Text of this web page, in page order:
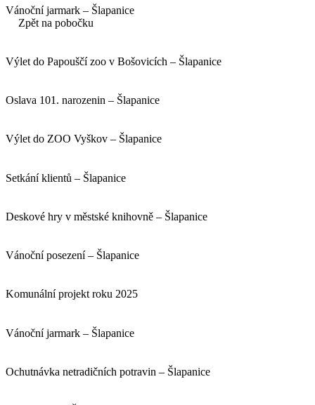
Vánoční jarmark – Šlapanice
Zpět na pobočku
Výlet do Papouščí zoo v Bošovicích – Šlapanice
Oslava 101. narozenin – Šlapanice
Výlet do ZOO Vyškov – Šlapanice
Setkání klientů – Šlapanice
Deskové hry v městské knihovně – Šlapanice
Vánoční posezení – Šlapanice
Komunální projekt roku 2025
Vánoční jarmark – Šlapanice
Ochutnávka netradičních potravin – Šlapanice